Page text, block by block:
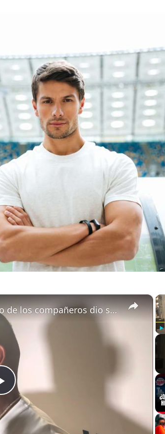
×
Play
Video
Issac Paredes 🇲🇽: “Cada uno de los compañeros dio su mejor esfuerzo”